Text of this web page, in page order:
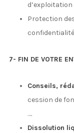
d’exploitation
Protection
7- FIN DE VOTRE
Conseils,
cession de
….
Dissolution